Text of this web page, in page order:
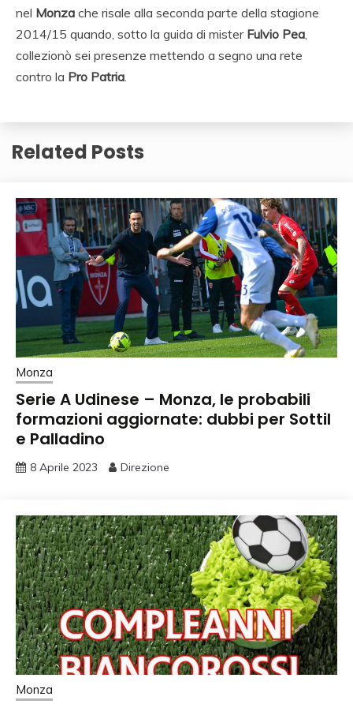
nel Monza che risale alla seconda parte della stagione
2014/15 quando, sotto la guida di mister Fulvio Pea
collezionò sei presenze mettendo a segno una rete
contro la Pro Patria
Related Posts
Monza
Serie A Udinese – Monza, le probabili
formazioni aggiornate: dubbi per Sottil
e Palladino
8 Aprile 2023 Direzione
Monza